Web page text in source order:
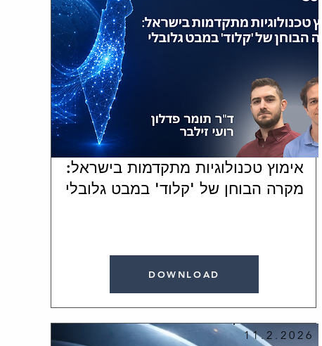
אימוץ טכנולוגיות מתקדמות בישראל:
מקרה הבוחן של 'קלוד' במבט גלובלי
DOWNLOAD
11.2.2026